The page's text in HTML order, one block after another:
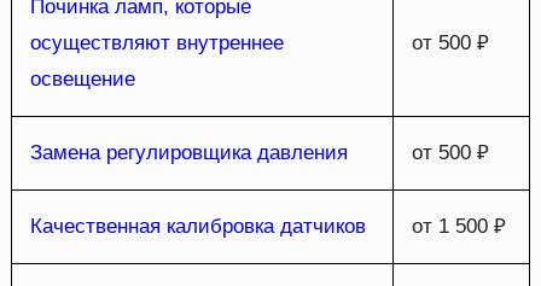
Починка ламп, которые
осуществляют внутреннее
освещение
от 500 ₽
Замена регулировщика давления от 500 ₽
Качественная калибровка датчиков от 1 500 ₽